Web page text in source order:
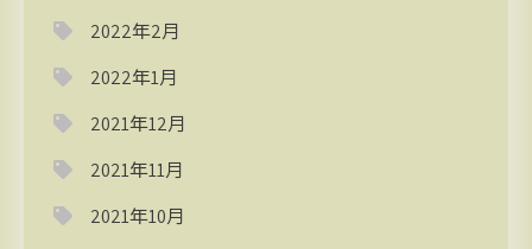
2022年2月
2022年1月
2021年12月
2021年11月
2021年10月